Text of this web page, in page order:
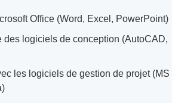
Office (Word, Excel, PowerPoint)
des logiciels de conception (AutoCAD,
les logiciels de gestion de projet (MS